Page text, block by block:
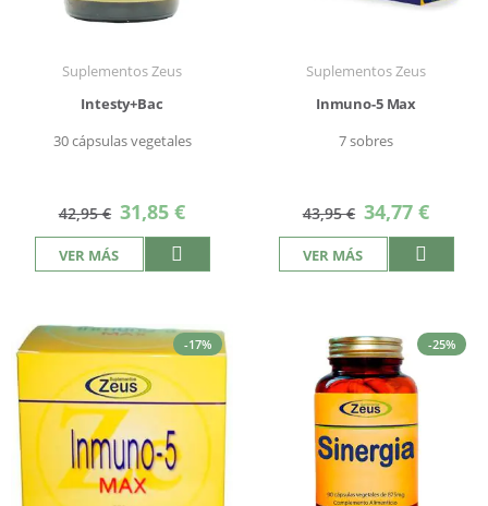
Suplementos Zeus
Intesty+Bac
30 cápsulas vegetales
42,95 € Precio
especial
31,85 €
VER MÁS
Suplementos Zeus
Inmuno-5 Max
7 sobres
43,95 € Precio
especial
34,77 €
VER MÁS
-17% -25%